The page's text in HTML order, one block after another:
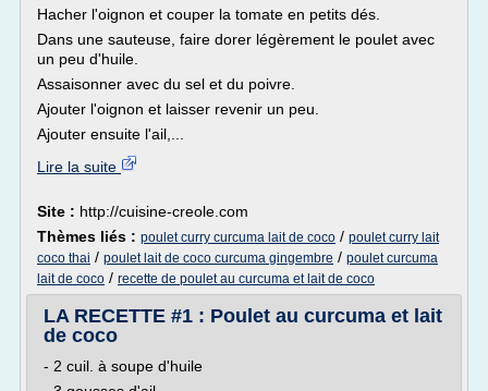
Hacher l'oignon et couper la tomate en petits dés.
Dans une sauteuse, faire dorer légèrement le poulet avec
un peu d'huile.
Assaisonner avec du sel et du poivre.
Ajouter l'oignon et laisser revenir un peu.
Ajouter ensuite l'ail,...
Lire la suite
Site : http://cuisine-creole.com
Thèmes liés : poulet curry curcuma lait de coco / poulet curry lait
coco thai / poulet lait de coco curcuma gingembre / poulet curcuma
lait de coco / recette de poulet au curcuma et lait de coco
LA RECETTE #1 : Poulet au curcuma et lait
de coco
- 2 cuil. à soupe d'huile